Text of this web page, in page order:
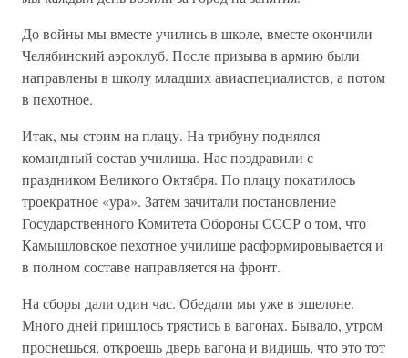
До войны мы вместе учились в школе, вместе окончили
Челябинский аэроклуб. После призыва в армию были
направлены в школу младших авиаспециалистов, а потом
в пехотное.
Итак, мы стоим на плацу. На трибуну поднялся
командный состав училища. Нас поздравили с
праздником Великого Октября. По плацу покатилось
троекратное «ура». Затем зачитали постановление
Государственного Комитета Обороны СССР о том, что
Камышловское пехотное училище расформировывается и
в полном составе направляется на фронт.
На сборы дали один час. Обедали мы уже в эшелоне.
Много дней пришлось трястись в вагонах. Бывало, утром
проснешься, откроешь дверь вагона и видишь, что это тот